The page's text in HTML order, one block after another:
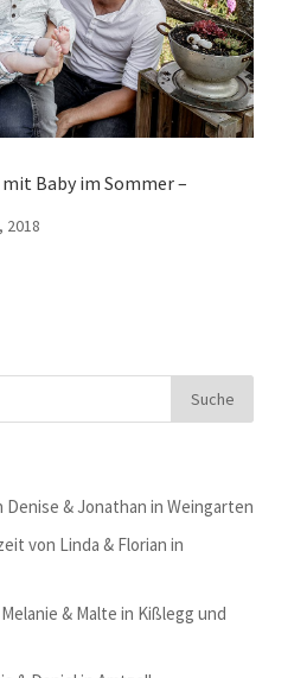
Baby im Sommer –
2018
& Jonathan in Weingarten
von Linda & Florian in
& Malte in Kißlegg und